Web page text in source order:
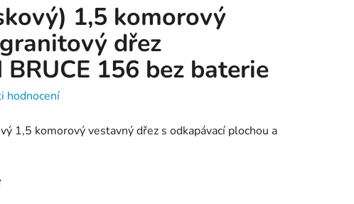
1,5 komorový
dřez
156 bez baterie
hodnocení
1,5 komorový vestavný dřez s odkapávací plochou a